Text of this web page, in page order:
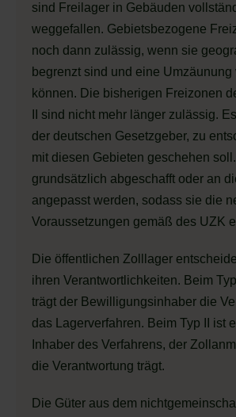
sind Freilager in Gebäuden
weggefallen. Gebietsbezogene
noch dann zulässig, wenn sie
begrenzt sind und eine Umzäunung
können. Die bisherigen Freizonen
II sind nicht mehr länger zulässig.
der deutschen Gesetzgeber, zu
mit diesen Gebieten geschehen
grundsätzlich abgeschafft oder an
angepasst werden, sodass sie die
Voraussetzungen gemäß des UZK
Die öffentlichen Zolllager
ihren Verantwortlichkeiten. Beim
trägt der Bewilligungsinhaber die
das Lagerverfahren. Beim Typ II ist
Inhaber des Verfahrens, der
die Verantwortung trägt.
Die Güter aus dem